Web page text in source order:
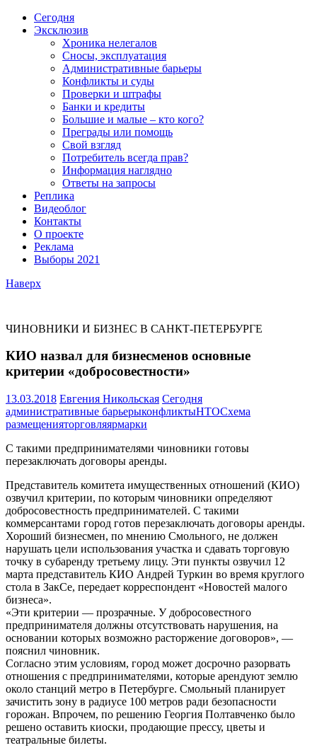
Сегодня
Эксклюзив
Хроника нелегалов
Сносы, эксплуатация
Административные барьеры
Конфликты и суды
Проверки и штрафы
Банки и кредиты
Большие и малые – кто кого?
Преграды или помощь
Свой взгляд
Потребитель всегда прав?
Информация наглядно
Ответы на запросы
Реплика
Видеоблог
Контакты
О проекте
Реклама
Выборы 2021
Наверх
ЧИНОВНИКИ И БИЗНЕС В САНКТ-ПЕТЕРБУРГЕ
КИО назвал для бизнесменов основные
критерии «добросовестности»
13.03.2018 Евгения Никольская Сегодня
административные барьерыконфликтыНТОСхема
размещенияторговляярмарки
С такими предпринимателями чиновники готовы
перезаключать договоры аренды.
Представитель комитета имущественных отношений (КИО)
озвучил критерии, по которым чиновники определяют
добросовестность предпринимателей. С такими
коммерсантами город готов перезаключать договоры аренды.
Хороший бизнесмен, по мнению Смольного, не должен
нарушать цели использования участка и сдавать торговую
точку в субаренду третьему лицу. Эти пункты озвучил 12
марта представитель КИО Андрей Туркин во время круглого
стола в ЗакСе, передает корреспондент «Новостей малого
бизнеса».
«Эти критерии — прозрачные. У добросовестного
предпринимателя должны отсутствовать нарушения, на
основании которых возможно расторжение договоров», —
пояснил чиновник.
Согласно этим условиям, город может досрочно разорвать
отношения с предпринимателями, которые арендуют землю
около станций метро в Петербурге. Смольный планирует
зачистить зону в радиусе 100 метров ради безопасности
горожан. Впрочем, по решению Георгия Полтавченко было
решено оставить киоски, продающие прессу, цветы и
театральные билеты.